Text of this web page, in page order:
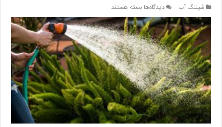
شیلنگ آب دیدگاه‌هابرای
فروش
بهترین
شیلنگ
آب
معمولی
بسته هستند